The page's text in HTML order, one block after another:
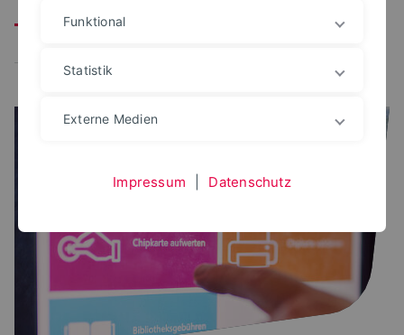
Funktional
Statistik
Externe Medien
Impressum Datenschutz